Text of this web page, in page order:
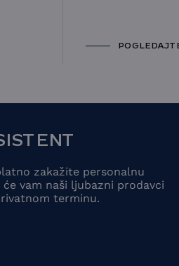
zakažite personalnu
vam naši ljubazni prodavci
terminu.